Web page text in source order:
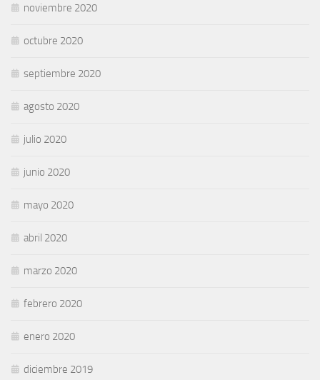
noviembre 2020
octubre 2020
septiembre 2020
agosto 2020
julio 2020
junio 2020
mayo 2020
abril 2020
marzo 2020
febrero 2020
enero 2020
diciembre 2019